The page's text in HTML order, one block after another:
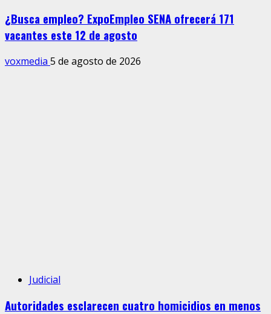
¿Busca empleo? ExpoEmpleo SENA ofrecerá 171
vacantes este 12 de agosto
voxmedia 5 de agosto de 2026
Judicial
Autoridades esclarecen cuatro homicidios en menos